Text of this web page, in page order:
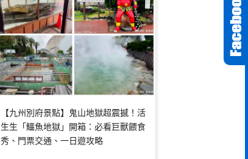
【九州別府景點】鬼山地獄超震撼！活
生生「鱷魚地獄」開箱：必看巨獸餵食
秀、門票交通、一日遊攻略